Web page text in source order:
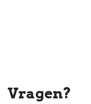
information, nor for the
Vragen?